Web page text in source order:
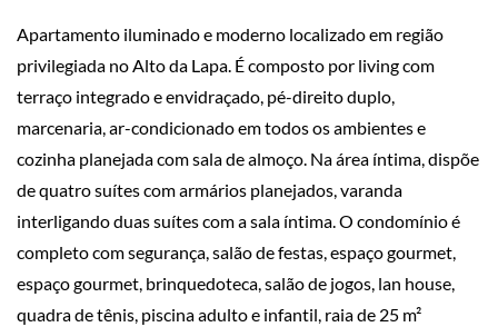
Apartamento iluminado e moderno localizado em região
privilegiada no Alto da Lapa. É composto por living com
terraço integrado e envidraçado, pé-direito duplo,
marcenaria, ar-condicionado em todos os ambientes e
cozinha planejada com sala de almoço. Na área íntima, dispõe
de quatro suítes com armários planejados, varanda
interligando duas suítes com a sala íntima. O condomínio é
completo com segurança, salão de festas, espaço gourmet,
espaço gourmet, brinquedoteca, salão de jogos, lan house,
quadra de tênis, piscina adulto e infantil, raia de 25 m²